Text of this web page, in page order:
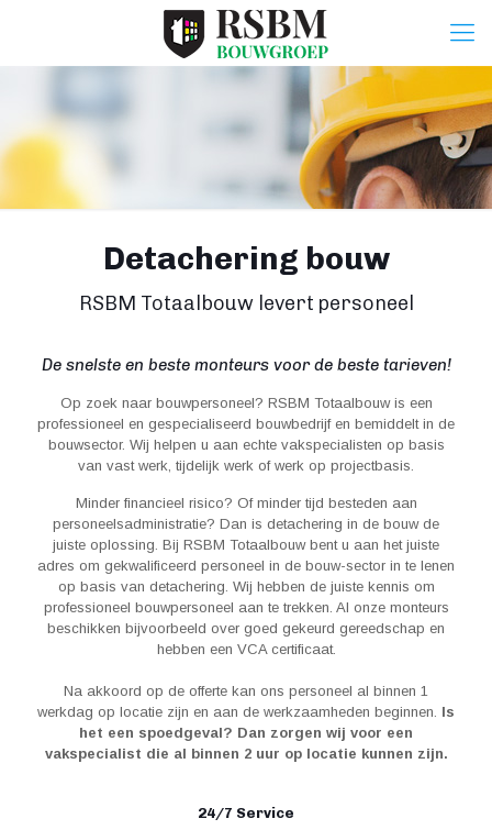
Detachering bouw
RSBM Totaalbouw levert personeel
De snelste en beste monteurs voor de beste tarieven!
Op zoek naar bouwpersoneel? RSBM Totaalbouw is een
professioneel en gespecialiseerd bouwbedrijf en bemiddelt in de
bouwsector. Wij helpen u aan echte vakspecialisten op basis
van vast werk, tijdelijk werk of werk op projectbasis.
Minder financieel risico? Of minder tijd besteden aan
personeelsadministratie? Dan is detachering in de bouw de
juiste oplossing. Bij RSBM Totaalbouw bent u aan het juiste
adres om gekwalificeerd personeel in de bouw-sector in te lenen
op basis van detachering. Wij hebben de juiste kennis om
professioneel bouwpersoneel aan te trekken. Al onze monteurs
beschikken bijvoorbeeld over goed gekeurd gereedschap en
hebben een VCA certificaat.
Na akkoord op de offerte kan ons personeel al binnen 1
werkdag op locatie zijn en aan de werkzaamheden beginnen. Is
het een spoedgeval? Dan zorgen wij voor een
vakspecialist die al binnen 2 uur op locatie kunnen zijn.
24/7 Service